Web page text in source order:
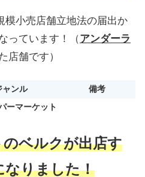
模小売店舗立地法の届出か
っています！（アンダーラ
店舗です）
ャンル
備考
ーマーケット
ベルクが出店す
なりました！